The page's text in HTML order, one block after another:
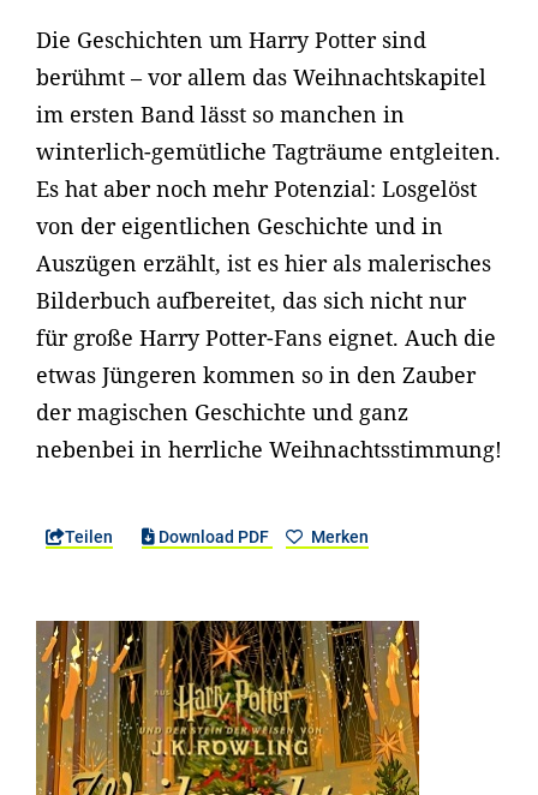
Die Geschichten um Harry Potter sind
berühmt – vor allem das Weihnachtskapitel
im ersten Band lässt so manchen in
winterlich-gemütliche Tagträume entgleiten.
Es hat aber noch mehr Potenzial: Losgelöst
von der eigentlichen Geschichte und in
Auszügen erzählt, ist es hier als malerisches
Bilderbuch aufbereitet, das sich nicht nur
für große Harry Potter-Fans eignet. Auch die
etwas Jüngeren kommen so in den Zauber
der magischen Geschichte und ganz
nebenbei in herrliche Weihnachtsstimmung!
Teilen Download PDF Merken